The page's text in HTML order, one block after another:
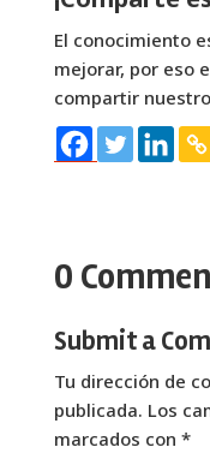
El conocimiento
mejorar, por eso
compartir
0
Submit a
Tu dirección de
publicada. Los
marcados con *